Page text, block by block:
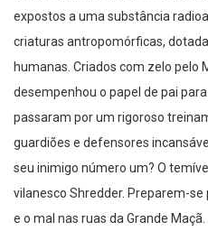
criaturas antropomórficas,
humanas. Criados com zelo pelo
desempenhou o papel de pai
passaram por um rigoroso
guardiões e defensores
seu inimigo número um? O
vilanesco Shredder. Preparem-se
e o mal nas ruas da Grande Maçã.